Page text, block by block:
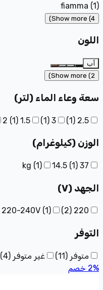
fiamma (1)
Show more (4)
اللون
أب
Show more (2)
سعة وعاء الماء (لتر)
2.5
(
1
)
3
(
1
)
1.5 L
2 (1)
الوزن (كيلوغرام)
37 kg
(1) 14.5 (1)
الجهد (V)
220
(
2
)
220-240V (1 )
التوفر
متوفر (
11
) غير متوفر (
4
)
2% خصم